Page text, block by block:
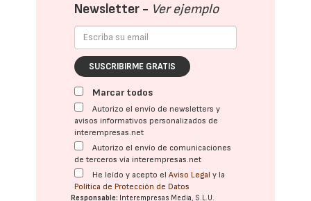
Newsletter - Ver ejemplo
SUSCRIBIRME GRATIS
Marcar todos
Autorizo el envío de newsletters y
avisos informativos personalizados de
interempresas.net
Autorizo el envío de comunicaciones
de terceros vía interempresas.net
He leído y acepto elAviso Legal y la
Política de Protección de Datos
Responsable: Interempresas Media, S.L.U.